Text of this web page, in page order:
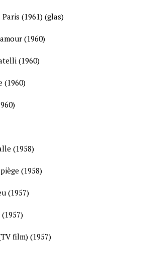
(1961) (glas)
(1960)
(1960)
(1960)
(1958)
(1958)
(1957)
film) (1957)